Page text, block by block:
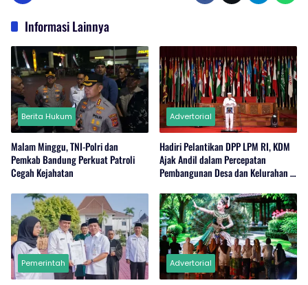
Informasi Lainnya
Berita Hukum
Malam Minggu, TNI-Polri dan
Pemkab Bandung Perkuat Patroli
Cegah Kejahatan
Advertorial
Hadiri Pelantikan DPP LPM RI, KDM
Ajak Andil dalam Percepatan
Pembangunan Desa dan Kelurahan di
Pemerintah Advertorial